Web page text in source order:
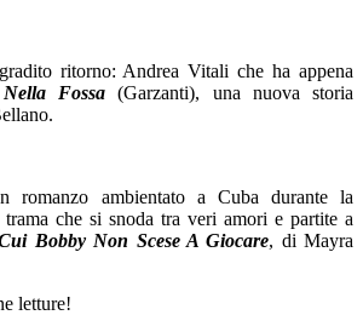
ritorno: Andrea Vitali che ha appena
Fossa (Garzanti), una nuova storia
romanzo ambientato a Cuba durante la
che si snoda tra veri amori e partite a
Bobby Non Scese A Giocare, di Mayra
letture!